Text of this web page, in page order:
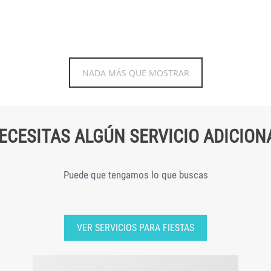
NADA MÁS QUE MOSTRAR
ALGÚN SERVICIO
Puede que tengamos lo que buscas
VER SERVICIOS PARA FIESTAS